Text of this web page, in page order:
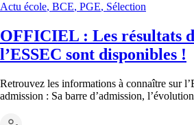
Actu école, BCE, PGE, Sélection
OFFICIEL : Les résultats
l’ESSEC sont disponibles !
Retrouvez les informations à connaître sur
admission : Sa barre d’admission,